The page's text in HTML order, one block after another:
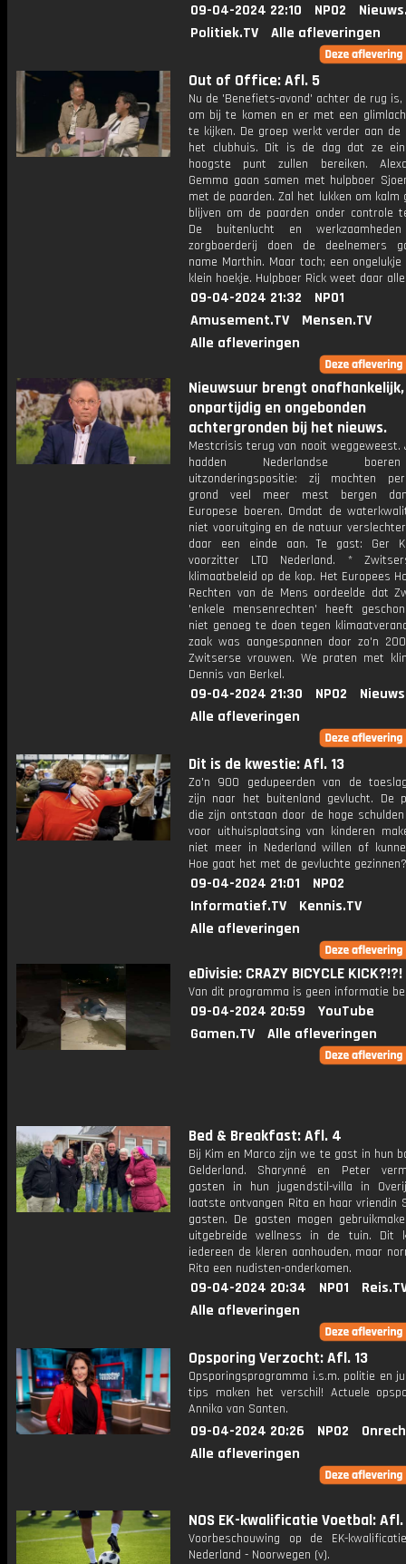
09-04-2024 22:10 NPO2
Politiek.TV
Alle afleveringen
Out of Office: Afl. 5
Nu de 'Benefiets-avond' achter de rug
om bij te komen en er met een
te kijken. De groep werkt verder aan de
het clubhuis. Dit is de dag dat ze
hoogste punt zullen bereiken.
Gemma gaan samen met hulpboer
met de paarden. Zal het lukken om kalm
blijven om de paarden onder controle
De buitenlucht en
zorgboerderij doen de deelnemers
name Marthin. Maar toch; een
klein hoekje. Hulpboer Rick weet daar
09-04-2024 21:32
NPO1
Amusement.TV
Mensen.TV
Alle afleveringen
Nieuwsuur brengt onafhankelijk,
onpartijdig en ongebonden
achtergronden bij het nieuws.
Mestcrisis terug van nooit weggeweest.
hadden Nederlandse
uitzonderingspositie: zij mochten
grond veel meer mest bergen
Europese boeren. Omdat de
niet vooruitging en de natuur
daar een einde aan. Te gast: Ger
voorzitter LTO Nederland. *
klimaatbeleid op de kop. Het Europees
Rechten van de Mens oordeelde dat
'enkele mensenrechten' heeft
niet genoeg te doen tegen
zaak was aangespannen door zo'n
Zwitserse vrouwen. We praten met
Dennis van Berkel.
09-04-2024 21:30 NPO2
Alle afleveringen
Dit is de kwestie: Afl. 13
Zo'n 900 gedupeerden van de
zijn naar het buitenland gevlucht. De
die zijn ontstaan door de hoge
voor uithuisplaatsing van kinderen
niet meer in Nederland willen of
Hoe gaat het met de gevluchte gezinnen?
09-04-2024 21:01
NPO2
Informatief.TV
Kennis.TV
Alle afleveringen
eDivisie: CRAZY BICYCLE KICK?!?!
Van dit programma is geen informatie
09-04-2024 20:59
YouTube
Gamen.TV
Alle afleveringen
Bed & Breakfast: Afl. 4
Bij Kim en Marco zijn we te gast in hun
Gelderland. Sharynné en Peter
gasten in hun jugendstil-villa in
laatste ontvangen Rita en haar vriendin
gasten. De gasten mogen
uitgebreide wellness in de tuin. Dit
iedereen de kleren aanhouden, maar
Rita een nudisten-onderkomen.
09-04-2024 20:34 NPO1
Alle afleveringen
Opsporing Verzocht: Afl. 13
Opsporingsprogramma i.s.m. politie en
tips maken het verschil! Actuele
Anniko van Santen.
09-04-2024 20:26 NPO2
Alle afleveringen
NOS EK-kwalificatie Voetbal:
Voorbeschouwing op de EK-
Nederland - Noorwegen (v).